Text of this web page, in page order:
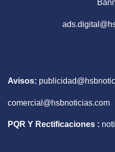
Avisos:
comercial@hsbnoticias.com
PQR Y Rectificaciones :